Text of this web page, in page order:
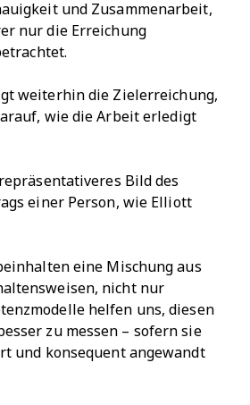
und Zusammenarbeit,
nur die Erreichung
weiterhin die Zielerreichung,
wie die Arbeit erledigt
Bild des
einer Person, wie Elliott
eine Mischung aus
nicht nur
helfen uns, diesen
zu messen – sofern sie
und konsequent angewandt